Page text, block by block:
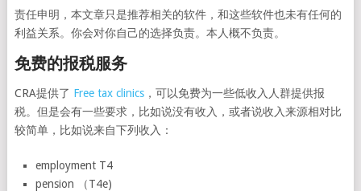
责任申明，本文章只是推荐相关的软件，和这些软件也未有任何的
利益关系。你会对你自己的选择负责。本人概不负责。
免费的报税服务
CRA提供了 Free tax clinics，可以免费为一些低收入人群提供报
税。但是会有一些要求，比如说没有收入，或者说收入来源相对比
较简单，比如说来自下列收入：
employment T4
pension （T4e)